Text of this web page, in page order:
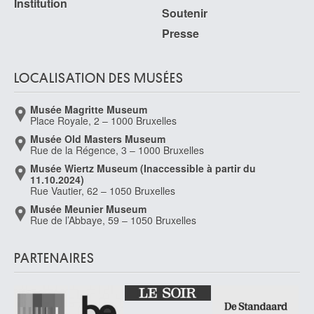
Van de Velde Rinus
van de Velde Willem II
Leyde (Pays-Bas) 1633 - Londres (Angleterre, Royaume-Uni) 1707
van de Venne Adriaen Pietersz.
Delft (Pays-Bas) 1589 - Den Haag (Pays-Bas) 1662
van de Woestyne Gustave
Gand 1881 - Uccle / Bruxelles 1947
van de Woestyne Maxime
Louvain 1911 - Lasne 2000
Van de Wouwer Roger
van Delen Dirck
van Delen Jan
Bruxelles 1635 - 1703
Soutenir
Presse
LOCALISATION DES MUSÉES
Musée Magritte Museum
Place Royale, 2 – 1000 Bruxelles
Musée Old Masters Museum
Rue de la Régence, 3 – 1000 Bruxelles
Musée Wiertz Museum (Inaccessible à partir du
11.10.2024)
Rue Vautier, 62 – 1050 Bruxelles
Musée Meunier Museum
Rue de l’Abbaye, 59 – 1050 Bruxelles
PARTENAIRES